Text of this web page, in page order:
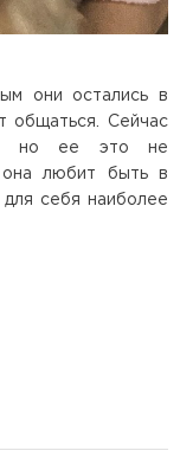
они остались в
общаться. Сейчас
но ее это не
она любит быть в
себя наиболее